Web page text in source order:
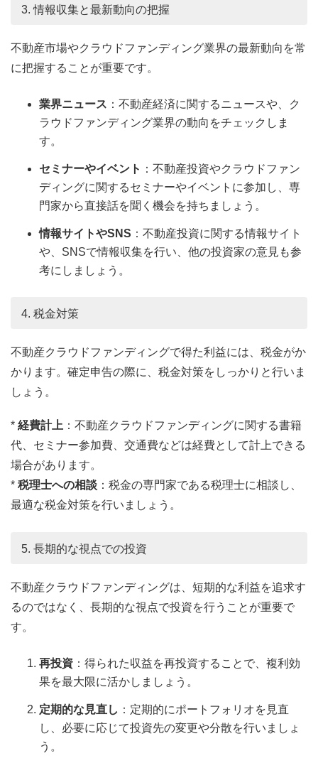
3. 情報収集と最新動向の把握
不動産市場やクラウドファンディング業界の最新動向を常
に把握することが重要です。
業界ニュース ：不動産経済に関するニュースや、ク
ラウドファンディング業界の動向をチェックしま
す。
セミナーやイベント ：不動産投資やクラウドファン
ディングに関するセミナーやイベントに参加し、専
門家から直接話を聞く機会を持ちましょう。
情報サイトやSNS ：不動産投資に関する情報サイト
や、SNSで情報収集を行い、他の投資家の意見も参
考にしましょう。
4. 税金対策
不動産クラウドファンディングで得た利益には、税金がか
かります。確定申告の際に、税金対策をしっかりと行いま
しょう。
* 経費計上 ：不動産クラウドファンディングに関する書籍
代、セミナー参加費、交通費などは経費として計上できる
場合があります。
* 税理士への相談 ：税金の専門家である税理士に相談し、
最適な税金対策を行いましょう。
5. 長期的な視点での投資
不動産クラウドファンディングは、短期的な利益を追求す
るのではなく、長期的な視点で投資を行うことが重要で
す。
再投資 ：得られた収益を再投資することで、複利効
果を最大限に活かしましょう。
定期的な見直し ：定期的にポートフォリオを見直
し、必要に応じて投資先の変更や分散を行いましょ
う。